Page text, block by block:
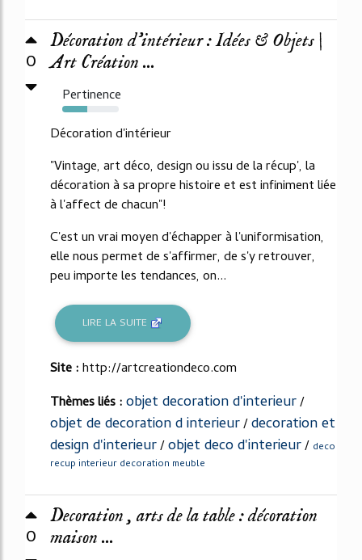
0
Décoration d'intérieur : Idées & Objets |
Art Création ...
Pertinence
44%
Décoration d'intérieur
"Vintage, art déco, design ou issu de la récup', la
décoration à sa propre histoire et est infiniment liée
à l'affect de chacun"!
C'est un vrai moyen d'échapper à l'uniformisation,
elle nous permet de s'affirmer, de s'y retrouver,
peu importe les tendances, on...
LIRE LA SUITE
Site :http://artcreationdeco.com
Thèmes liés :objet decoration d'interieur/
objet de decoration d interieur/decoration et
design d'interieur/objet deco d'interieur/ deco
recup interieur decoration meuble
0
Decoration , arts de la table : décoration
maison ...